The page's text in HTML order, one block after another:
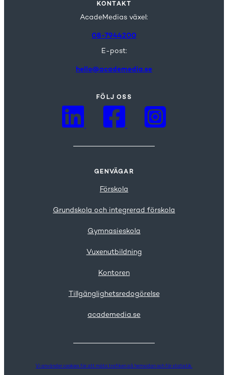
GENVÄGAR
Förskola
Grundskola och integrerad förskola
Gymnasieskola
Vuxenutbildning
Kontoren
Tillgänglighetsredogörelse
academedia.se
KONTAKT
AcadeMedias växel:
08-7944200
E-post:
hello@academedia.se
FÖLJ OSS
Vi använder cookies för att mäta trafiken på hemsidan och för statistik.